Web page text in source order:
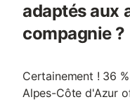
adaptés aux
compagnie ?
Certainement ! 36
Alpes-Côte d'Azur